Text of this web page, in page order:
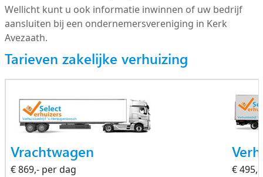
Wellicht kunt u ook informatie inwinnen of uw bedrijf
aansluiten bij een ondernemersvereniging in Kerk
Avezaath.
Tarieven zakelijke verhuizing
Vrachtwagen
€ 869,- per dag €